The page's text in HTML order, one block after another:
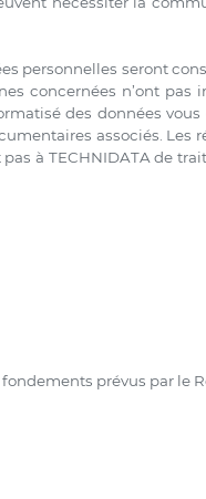
personnelles seront
concernées n’ont pas
des données vous
associés. Les
à TECHNIDATA de
prévus par le